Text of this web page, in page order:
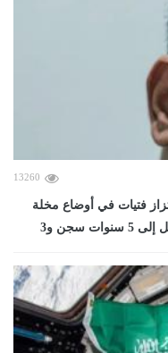
13260
فتيات في أوضاع مخلة
و3